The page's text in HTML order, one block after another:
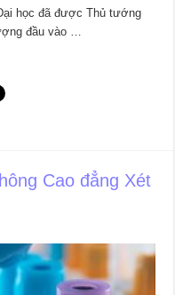
học đã được Thủ tướng
đầu vào …
Cao đẳng Xét